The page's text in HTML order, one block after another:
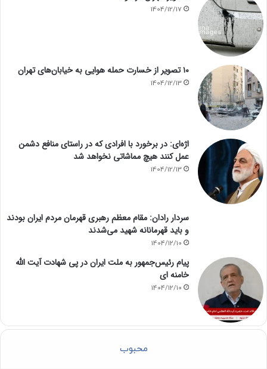
اژه‌ای: در برخورد با افرادی که در راستای منافع دشمن
سردار رادان: مقام معظم رهبری قهرمان مردم ایران بودند
و باید قهرمانانه شهید می‌شدند
1404/12/10
پیام رئیس‌جمهور به ملت ایران در پی شهادت آیت الله